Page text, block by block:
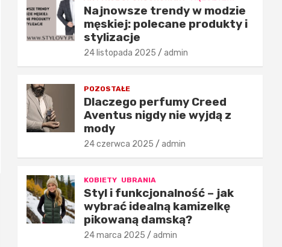
Najnowsze trendy w modzie
męskiej: polecane produkty i
stylizacje
24 listopada 2025 admin
POZOSTAŁE
Dlaczego perfumy Creed
Aventus nigdy nie wyjdą z
mody
24 czerwca 2025 admin
KOBIETY UBRANIA
Styl i funkcjonalność – jak
wybrać idealną kamizelkę
pikowaną damską?
24 marca 2025 admin